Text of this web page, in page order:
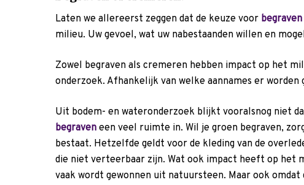
Laten we allereerst zeggen dat de keuze voor
milieu. Uw gevoel, wat uw nabestaanden willen en
Zowel begraven als cremeren hebben impact op het
onderzoek. Afhankelijk van welke aannames er worden
Uit bodem- en wateronderzoek blijkt vooralsnog niet
begraven een veel ruimte in. Wil je groen begraven,
bestaat. Hetzelfde geldt voor de kleding van de
die niet verteerbaar zijn. Wat ook impact heeft op het
vaak wordt gewonnen uit natuursteen. Maar ook